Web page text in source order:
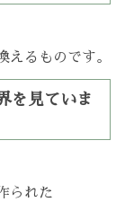
えるものです。
を見ていま
られた